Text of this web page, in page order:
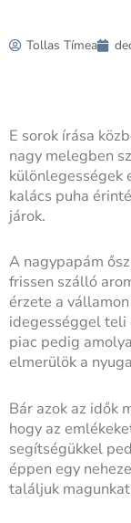
Tollas Tímea
E sorok írása
nagy melegben
különlegességek
kalács puha
járok.
A nagypapám
frissen szálló
érzete a
idegességgel teli
piac pedig
elmerülök a
Bár azok az idők
hogy az
segítségükkel
éppen egy
találjuk